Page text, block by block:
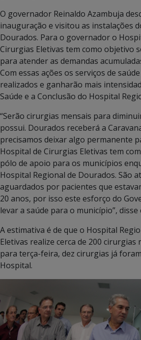
O governador Reinaldo Azambuja
inauguração e visitou as instalações
Dourados. Para o governador o
Cirurgias Eletivas tem como objetivo
para atender as demandas
Com essas ações os serviços de
realizados e ganharão mais
Saúde e a Conclusão do Hospital
“Serão cirurgias mensais para
possui. Dourados receberá a
precisamos deixar algo permanente
Hospital de Cirurgias Eletivas tem
pólo de apoio para os municípios
Hospital Regional de Dourados. São
aguardados por pacientes que
20 anos, por isso este esforço do
levar a saúde para o município”,
A estimativa é de que o Hospital
Eletivas realize cerca de 200 cirurgias
para terça-feira, dez cirurgias já
Hospital.